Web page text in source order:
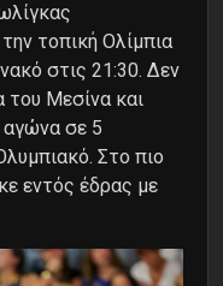
τοπική Ολίμπια
στις 21:30. Δεν
του Μεσίνα και
αγώνα σε 5
Στο πιο
εντός έδρας με